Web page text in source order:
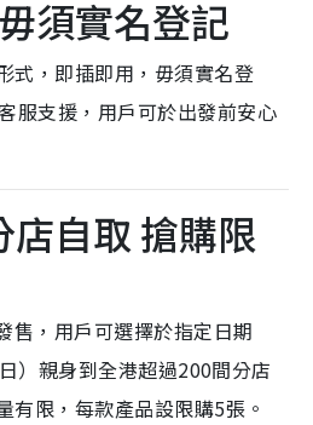
須實名登記
式，即插即用，毋須實名登
服支援，用戶可於出發前安心
自取 搶購限
售，用戶可選擇於指定日期
）親身到全港超過200間分店
有限，每款產品設限購5張。